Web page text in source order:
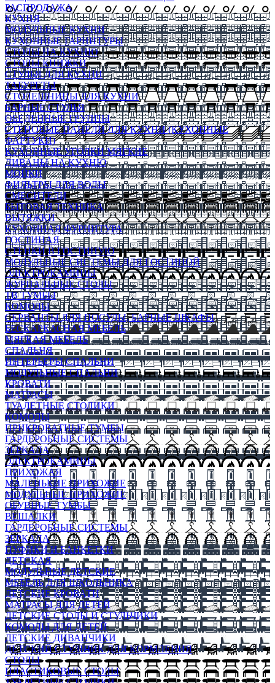
РАСПРОДАЖА
КУХНЯ
МОДУЛЬНЫЕ КУХНИ
КУХОННЫЕ ГАРНИТУРЫ
СТОЛЫ НА КУХНЮ
СТОЛЫ КНИЖКИ
СТУЛЬЯ ДЛЯ КУХНИ
ТАБУРЕТЫ
СТОЛЕШНИЦЫ ДЛЯ КУХНИ
БАРНЫЕ СТУЛЬЯ
ОБЕДЕННЫЕ ГРУППЫ
СТЕНОВЫЕ ПАНЕЛИ ДЛЯ КУХНИ (КУХОННЫЕ
ФАРТУКИ)
КУХОННЫЕ УГОЛКИ МЯГКИЕ
ДИВАНЫ НА КУХНЮ
МОЙКИ
ФИЛЬТРЫ ДЛЯ ВОДЫ
СМЕСИТЕЛИ
БЫТОВАЯ ТЕХНИКА
ВЫТЯЖКИ
КУХОННАЯ ФУРНИТУРА
ГОСТИНАЯ
СТЕНКИ В ГОСТИНУЮ
МОДУЛЬНЫЕ СИСТЕМЫ ДЛЯ ГОСТИНОЙ
ЭЛЕКТРОКАМИНЫ
ЖУРНАЛЬНЫЕ СТОЛЫ
ТВ ТУМБЫ
КОМОДЫ
СЕРВАНТЫ ДЛЯ ПОСУДЫ, БАРНЫЕ ШКАФЫ
БЕСКАРКАСНАЯ МЕБЕЛЬ
МЯГКАЯ МЕБЕЛЬ
СПАЛЬНЯ
ИНТЕРЬЕРЫ СПАЛЬНИ
МОДУЛЬНЫЕ СПАЛЬНИ
КРОВАТИ
МАТРАСЫ
ТУАЛЕТНЫЕ СТОЛИКИ
КОМОДЫ
ПРИКРОВАТНЫЕ ТУМБЫ
ГАРДЕРОБНЫЕ СИСТЕМЫ
ЗЕРКАЛА
ЭЛЕКТРОКАМИНЫ
ПРИХОЖАЯ
МАЛЕНЬКИЕ ПРИХОЖИЕ
МОДУЛЬНЫЕ ПРИХОЖИЕ
ОБУВНЫЕ ТУМБЫ
ВЕШАЛКИ
ГАРДЕРОБНЫЕ СИСТЕМЫ
ЗЕРКАЛА
ПУФИКИ И БАНКЕТКИ
ДЕТСКАЯ
МОДУЛЬНЫЕ ДЕТСКИЕ
МЕБЕЛЬ ДЛЯ ШКОЛЬНИКА
ДЕТСКИЕ КРОВАТИ
МАТРАСЫ ДЛЯ ДЕТЕЙ
ДЕТСКИЕ СТОЛЫ И СТУЛЬЧИКИ
КОМОДЫ ДЛЯ ДЕТЕЙ
ДЕТСКИЕ ДИВАНЧИКИ
ДЕТСКИЙ СТУЛЬЧИК ДЛЯ КОРМЛЕНИЯ
СТОЛЫ
ПЛАСТИКОВЫЕ СТОЛЫ